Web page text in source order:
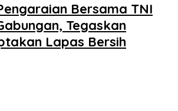
Bersama TNI
Tegaskan
Lapas Bersih